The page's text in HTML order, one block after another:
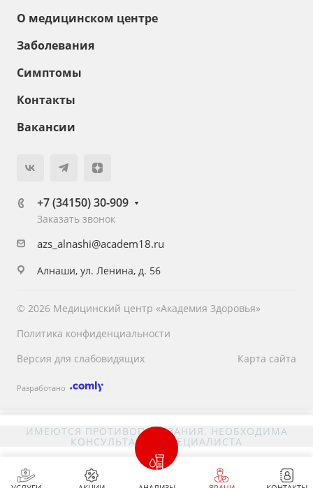
О медицинском центре
Заболевания
Симптомы
Контакты
Вакансии
+7 (34150) 30-909
Заказать звонок
azs_alnashi@academ18.ru
Алнаши, ул. Ленина, д. 56
© 2026 Медицинский центр «Академия Здоровья»
Политика конфиденциальности
Версия для слабовидящих
Карта сайта
Разработано
ИМЕЮТСЯ ПРОТИВОПОКАЗАНИЯ. НЕОБХОДИМА
КОНСУЛЬТАЦИЯ СПЕЦИАЛИСТА